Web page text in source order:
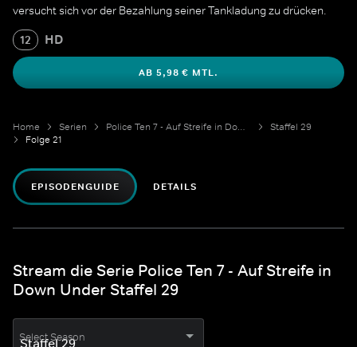
versucht sich vor der Bezahlung seiner Tankladung zu drücken.
12 HD
AB 5,98 € MTL.
Home Serien Police Ten 7 - Auf Streife in Down Under
Staffel 29
Folge 21
EPISODENGUIDE DETAILS
Stream die Serie Police Ten 7 - Auf Streife in
Down Under Staffel 29
Select Season